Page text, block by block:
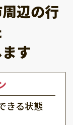
辺の行
す
きる状態